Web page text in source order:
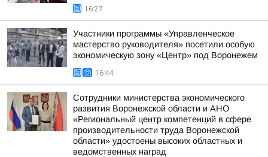
16:27
Участники программы «Управленческое
мастерство руководителя» посетили особую
экономическую зону «Центр» под Воронежем
16:44
Сотрудники министерства экономического
развития Воронежской области и АНО
«Региональный центр компетенций в сфере
производительности труда Воронежской
области» удостоены высоких областных и
ведомственных наград